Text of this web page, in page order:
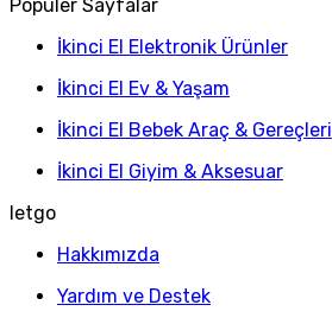
Popüler Sayfalar
İkinci El Elektronik Ürünler
İkinci El Ev & Yaşam
İkinci El Bebek Araç & Gereçleri
İkinci El Giyim & Aksesuar
letgo
Hakkımızda
Yardım ve Destek